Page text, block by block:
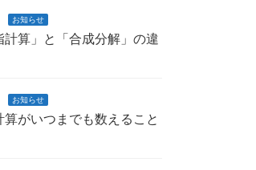
お知らせ
算」と「合成分解」の違
お知らせ
がいつまでも数えること